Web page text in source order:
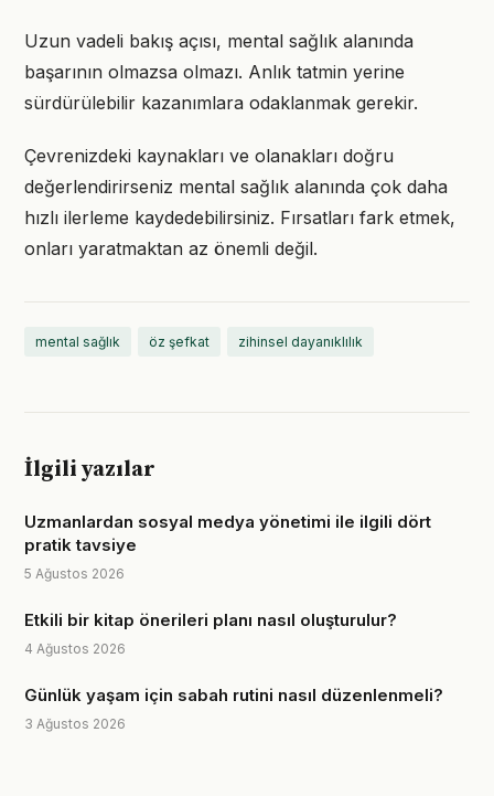
Uzun vadeli bakış açısı, mental sağlık alanında
başarının olmazsa olmazı. Anlık tatmin yerine
sürdürülebilir kazanımlara odaklanmak gerekir.
Çevrenizdeki kaynakları ve olanakları doğru
değerlendirirseniz mental sağlık alanında çok daha
hızlı ilerleme kaydedebilirsiniz. Fırsatları fark etmek,
onları yaratmaktan az önemli değil.
mental sağlık öz şefkat zihinsel dayanıklılık
İlgili yazılar
Uzmanlardan sosyal medya yönetimi ile ilgili dört
pratik tavsiye
5 Ağustos 2026
Etkili bir kitap önerileri planı nasıl oluşturulur?
4 Ağustos 2026
Günlük yaşam için sabah rutini nasıl düzenlenmeli?
3 Ağustos 2026